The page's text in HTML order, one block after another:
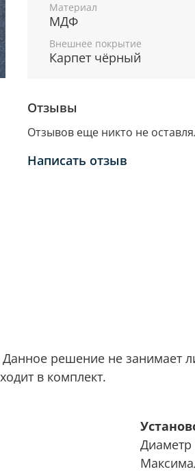
Материал
МДФ
Внешнее покрытие
Карпет чёрный
Отзывы
Отзывов еще никто не
Написать отзыв
решение не занимает
в комплект.
Диаметр